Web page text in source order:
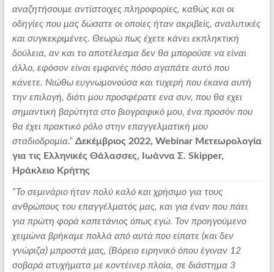
αναζητήσουμε αντίστοιχες πληροφορίες, καθώς και οι
οδηγίες που μας δώσατε οι οποίες ήταν ακριβείς, αναλυτικές
και συγκεκριμένες. Θεωρώ πως έχετε κάνει εκπληκτική
δούλεια, αν και το αποτέλεσμα δεν θα μπορούσε να είναι
άλλο, εφόσον είναι εμφανές πόσο αγαπάτε αυτό που
κάνετε. Νιώθω ευγνωμονούσα και τυχερή που έκανα αυτή
την επιλογή, διότι μου προσφέρατε ενα συν, που θα εχει
σημαντική βαρύτητα στο βιογραφικό μου, ένα προσόν που
θα έχει πρακτικό ρόλο στην επαγγελματική μου
σταδιοδρομία.” Δεκέμβριος 2022, Webinar Μετεωρολογία
για τις Ελληνικές Θάλασσες, Ιωάννα Σ. Skipper,
Ηράκλειο Κρήτης
“Το σεμινάριο ήταν πολύ καλό και χρήσιμο για τους
ανθρώπους του επαγγέλματός μας, και για έναν που πάει
για πρώτη φορά καπετάνιος όπως εγώ. Τον προηγούμενο
χειμώνα βρήκαμε πολλά από αυτά που είπατε (και δεν
γνώριζα) μπροστά μας, (Βόρειο ειρηνικό όπου έγιναν 12
σοβαρά ατυχήματα με κοντέινερ πλοία, σε διάστημα 3